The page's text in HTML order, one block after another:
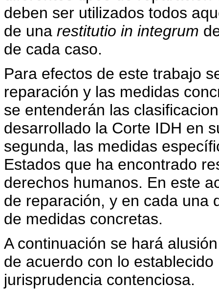
deben ser utilizados todos
de una restitutio in integrum
de cada caso.
Para efectos de este trabajo
reparación y las medidas
se entenderán las
desarrollado la Corte IDH en
segunda, las medidas
Estados que ha encontrado
derechos humanos. En este
de reparación, y en cada una
de medidas concretas.
A continuación se hará
de acuerdo con lo
jurisprudencia contenciosa.